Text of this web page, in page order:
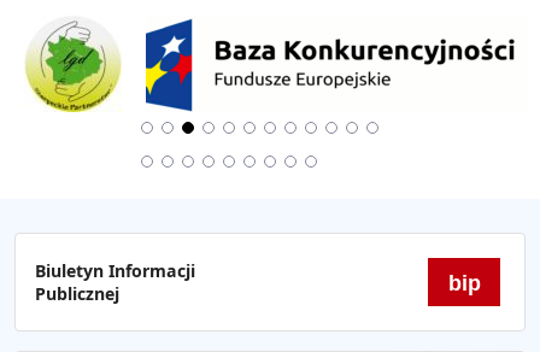
Biuletyn Informacji
Publicznej
bip